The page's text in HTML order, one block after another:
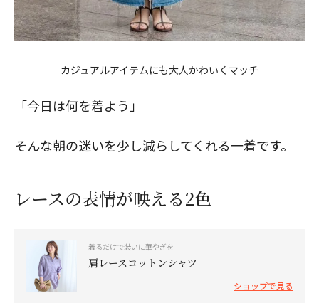
カジュアルアイテムにも大人かわいくマッチ
「今日は何を着よう」
そんな朝の迷いを少し減らしてくれる一着です。
レースの表情が映える2色
着るだけで装いに華やぎを
肩レースコットンシャツ
ショップで見る